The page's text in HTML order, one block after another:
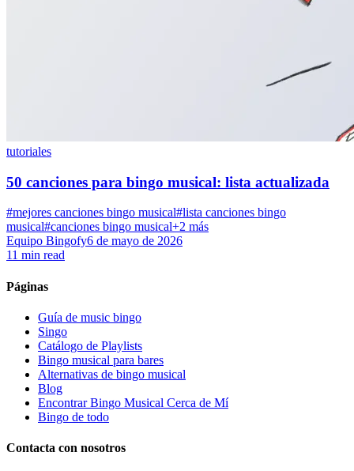
tutoriales
50 canciones para bingo musical: lista actualizada
#mejores canciones bingo musical#lista canciones bingo
musical#canciones bingo musical+2 más
Equipo Bingofy6 de mayo de 2026
11 min read
Páginas
Guía de music bingo
Singo
Catálogo de Playlists
Bingo musical para bares
Alternativas de bingo musical
Blog
Encontrar Bingo Musical Cerca de Mí
Bingo de todo
Contacta con nosotros